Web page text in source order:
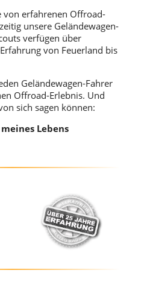
von erfahrenen Offroad-
unsere Geländewagen-
verfügen über
von Feuerland bis
Geländewagen-Fahrer
Offroad-Erlebnis. Und
sich sagen können:
Lebens